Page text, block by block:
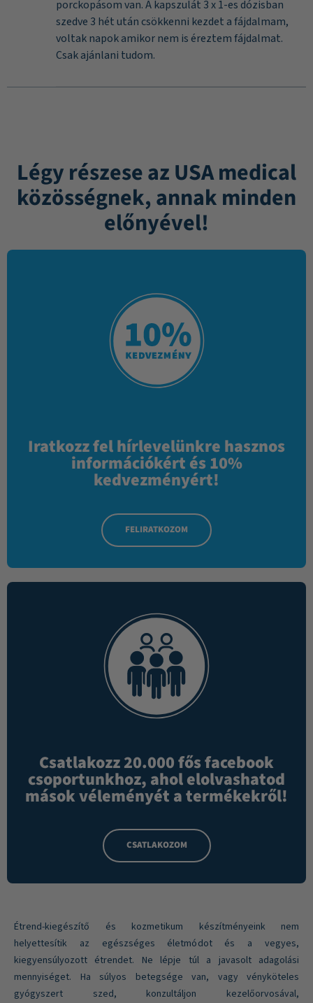
porckopásom van. A kapszulát 3 x 1-es dózisban
szedve 3 hét után csökkenni kezdet a fájdalmam,
voltak napok amikor nem is éreztem fájdalmat.
Csak ajánlani tudom.
Légy részese az USA medical
közösségnek, annak minden
előnyével!
Iratkozz fel hírlevelünkre hasznos
információkért és 10%
kedvezményért!
FELIRATKOZOM
Csatlakozz 20.000 fős facebook
csoportunkhoz, ahol elolvashatod
mások véleményét a termékekről!
CSATLAKOZOM
Étrend-kiegészítő és kozmetikum készítményeink nem
helyettesítik az egészséges életmódot és a vegyes,
kiegyensúlyozott étrendet. Ne lépje túl a javasolt adagolási
mennyiséget. Ha súlyos betegsége van, vagy vényköteles
gyógyszert szed, konzultáljon kezelőorvosával,